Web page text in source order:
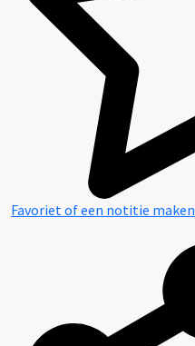
Favoriet of een notitie maken